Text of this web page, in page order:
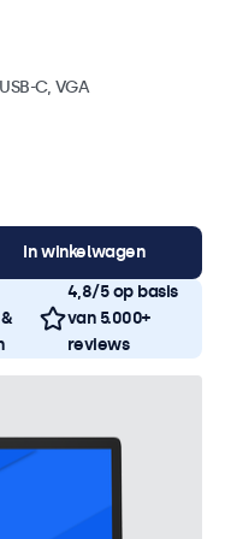
C, VGA
In winkelwagen
4,8/5 op basis
van 5.000+
reviews